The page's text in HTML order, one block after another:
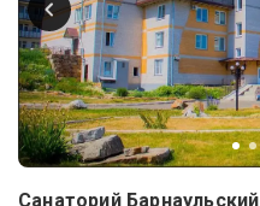
Санаторий Барнаульский